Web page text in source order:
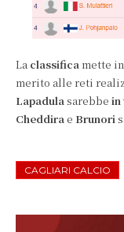
La classifica mette
merito alle reti
Lapadula sarebbe in
Cheddira e Brunori
CAGLIARI CALCIO